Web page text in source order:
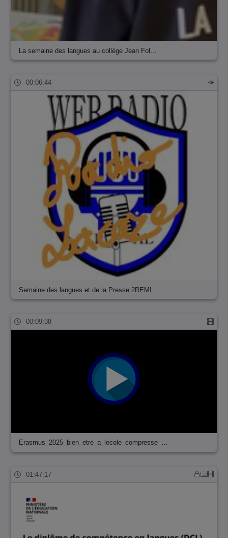
La semaine des langues au collège Jean Fol…
00:06:44
Semaine des langues et de la Presse 2REMI …
00:09:38
Erasmus_2025_bien_etre_a_lecole_compresse_…
01:47:17